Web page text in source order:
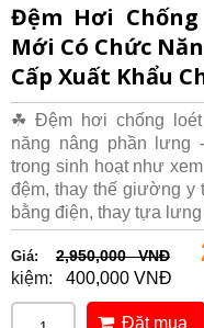
Đệm Hơi Chống
Mới Có Chức
Cấp Xuất Khẩu
☘ Đệm hơi chống loét
năng nâng phần lưng
trong sinh hoạt như
đệm, thay thế giường y
bằng điện, thay tựa
Giá: 2,950,000 VNĐ
kiệm:
400,000 VNĐ
Đặt mua